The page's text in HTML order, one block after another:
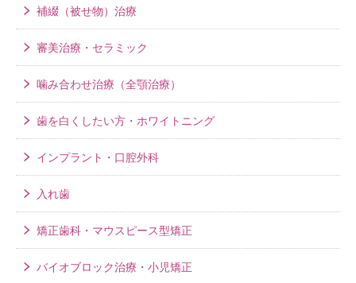
補綴（被せ物）治療
審美治療・セラミック
噛み合わせ治療（全顎治療）
歯を白くしたい方・ホワイトニング
インプラント・口腔外科
入れ歯
矯正歯科・マウスピース型矯正
バイオブロック治療・小児矯正